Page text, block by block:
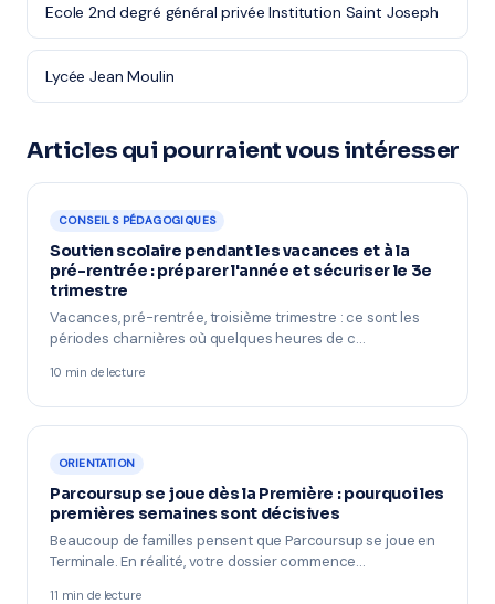
Ecole 2nd degré général privée Institution Saint Joseph
Lycée Jean Moulin
Articles qui pourraient vous intéresser
CONSEILS PÉDAGOGIQUES
Soutien scolaire pendant les vacances et à la
pré-rentrée : préparer l'année et sécuriser le 3e
trimestre
Vacances, pré-rentrée, troisième trimestre : ce sont les
périodes charnières où quelques heures de c…
10 min de lecture
ORIENTATION
Parcoursup se joue dès la Première : pourquoi les
premières semaines sont décisives
Beaucoup de familles pensent que Parcoursup se joue en
Terminale. En réalité, votre dossier commence…
11 min de lecture